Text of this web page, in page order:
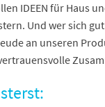
IDEEN für Haus
Und wer sich
an unseren